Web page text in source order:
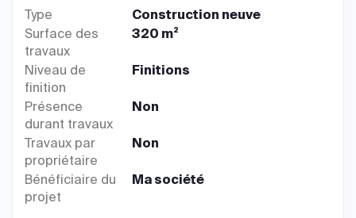
Type
Construction neuve
Surface des
travaux
320 m²
Niveau de
finition
Finitions
Présence
durant travaux
Non
Travaux par
propriétaire
Non
Bénéficiaire du
projet
Ma société